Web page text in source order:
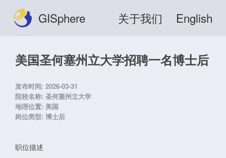
GISphere 关于我们 English
美国圣何塞州立大学招聘一名博士后
发布时间: 2026-03-31
院校名称: 圣何塞州立大学
地理位置: 美国
岗位类型: 博士后
职位描述